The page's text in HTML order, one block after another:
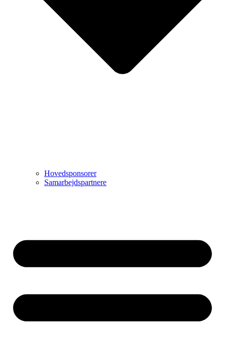
Hovedsponsorer
Samarbejdspartnere